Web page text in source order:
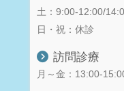
土：9:00-12:00/
日・祝：休診
訪問診療
月～金：13:00-